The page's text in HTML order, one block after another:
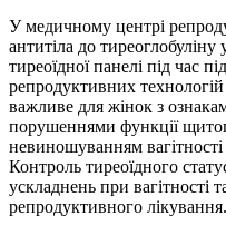
У медичному центрі
антитіла до
тиреоїдної панелі під час
репродуктивних
важливе для жінок з
порушеннями функції
невиношуванням
Контроль тиреоїдного
ускладнень при вагітності
репродуктивного лікування.